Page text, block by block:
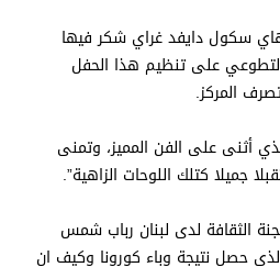
هاي سكول دايفد غراي شكر فيها
على تنظيم هذا الحفل
المركز.
أثنى على الفن المميز، وتمنى
جميلا كتلك اللوحات الزاهية”.
الثقافة لدى لبنان رباب شمس
حصل نتيجة وباء كورونا وكيف ان